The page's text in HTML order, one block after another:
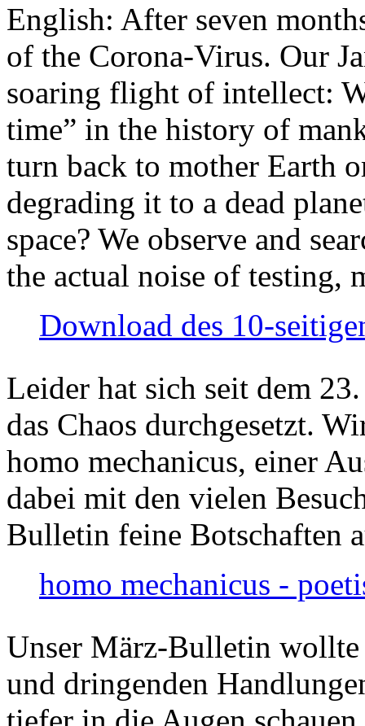
English: After seven
of the Corona-Virus. Our
soaring flight of intellect:
time” in the history of
turn back to mother Earth
degrading it to a dead
space? We observe and
the actual noise of testing,
Download des 10-
Leider hat sich seit dem
das Chaos durchgesetzt.
homo mechanicus, einer
dabei mit den vielen
Bulletin feine Botschaften
homo mechanicus -
Unser März-Bulletin
und dringenden